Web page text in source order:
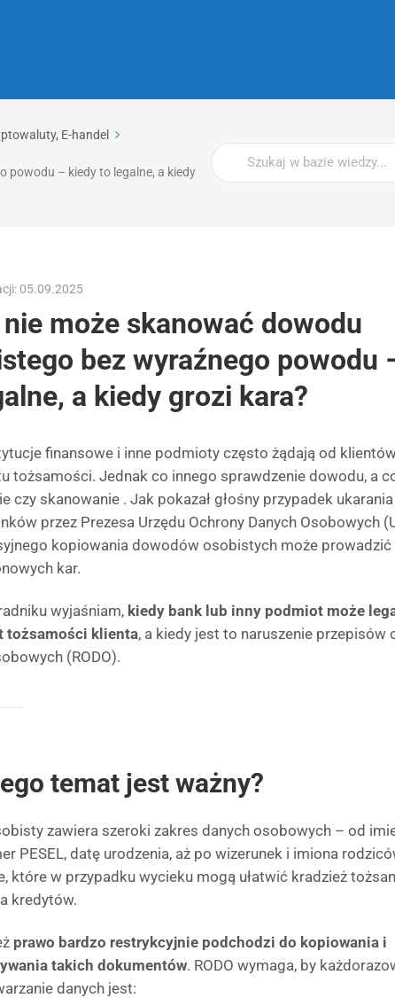
E-handel
powodu – kiedy to legalne, a kiedy
Wyszukaj
05.09.2025
może skanować dowodu
bez wyraźnego powodu
a kiedy grozi kara?
finansowe i inne podmioty często żądają od
tożsamości. Jednak co innego sprawdzenie dowodu, a
czy skanowanie . Jak pokazał głośny przypadek
przez Prezesa Urzędu Ochrony Danych Osobowych
kopiowania dowodów osobistych może prowadzić
kar.
wyjaśniam, kiedy bank lub inny podmiot może
tożsamości klienta, a kiedy jest to naruszenie przepisów
(RODO).
temat jest ważny?
zawiera szeroki zakres danych osobowych – od
PESEL, datę urodzenia, aż po wizerunek i imiona
które w przypadku wycieku mogą ułatwić kradzież
kredytów.
prawo bardzo restrykcyjnie podchodzi do kopiowania i
takich dokumentów. RODO wymaga, by
danych jest: